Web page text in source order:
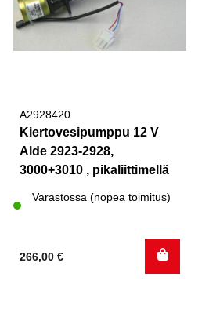
A2928420
Kiertovesipumppu 12 V
Alde 2923-2928,
3000+3010 , pikaliittimellä
Varastossa (nopea toimitus)
266,00€